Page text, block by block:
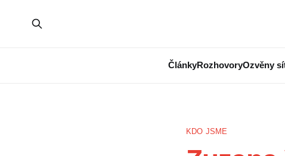
ČlánkyRozhovoryOzvěny
KDO JSME